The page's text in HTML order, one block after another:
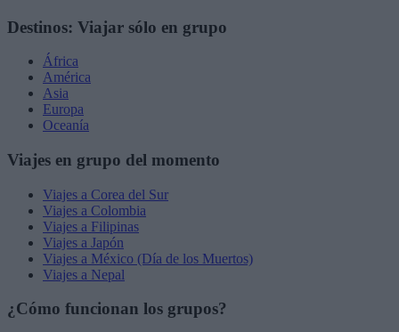
Destinos: Viajar sólo en grupo
África
América
Asia
Europa
Oceanía
Viajes en grupo del momento
Viajes a Corea del Sur
Viajes a Colombia
Viajes a Filipinas
Viajes a Japón
Viajes a México (Día de los Muertos)
Viajes a Nepal
¿Cómo funcionan los grupos?